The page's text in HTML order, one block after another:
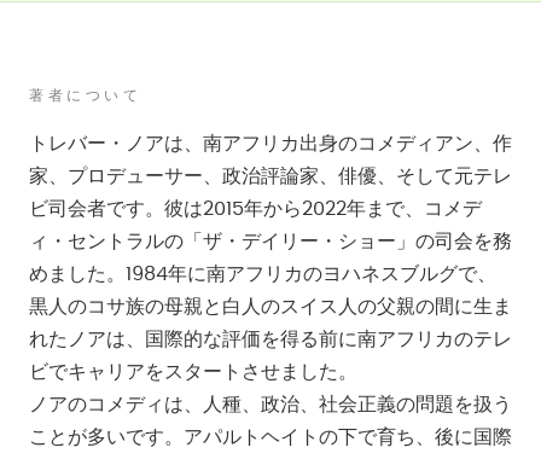
著者について
トレバー・ノアは、南アフリカ出身のコメディアン、作
家、プロデューサー、政治評論家、俳優、そして元テレ
ビ司会者です。彼は2015年から2022年まで、コメデ
ィ・セントラルの「ザ・デイリー・ショー」の司会を務
めました。1984年に南アフリカのヨハネスブルグで、
黒人のコサ族の母親と白人のスイス人の父親の間に生ま
れたノアは、国際的な評価を得る前に南アフリカのテレ
ビでキャリアをスタートさせました。
ノアのコメディは、人種、政治、社会正義の問題を扱う
ことが多いです。アパルトヘイトの下で育ち、後に国際